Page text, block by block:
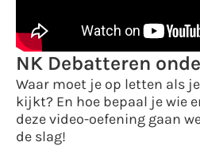
NK Debatteren
Waar moet je op letten als
kijkt? En hoe bepaal je wie
deze video-oefening gaan
de slag!